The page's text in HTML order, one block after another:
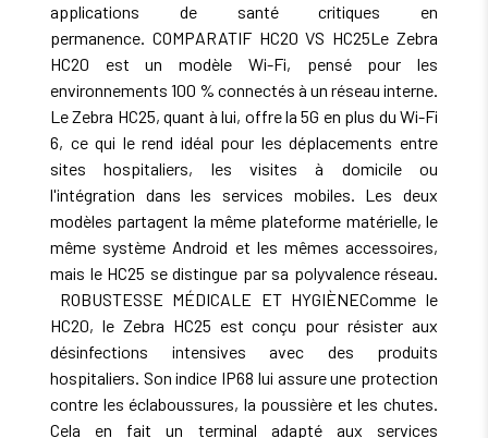
applications de santé critiques en
permanence. COMPARATIF HC20 VS HC25Le Zebra
HC20 est un modèle Wi-Fi, pensé pour les
environnements 100 % connectés à un réseau interne.
Le Zebra HC25, quant à lui, offre la 5G en plus du Wi-Fi
6, ce qui le rend idéal pour les déplacements entre
sites hospitaliers, les visites à domicile ou
l'intégration dans les services mobiles. Les deux
modèles partagent la même plateforme matérielle, le
même système Android et les mêmes accessoires,
mais le HC25 se distingue par sa polyvalence réseau.
ROBUSTESSE MÉDICALE ET HYGIÈNEComme le
HC20, le Zebra HC25 est conçu pour résister aux
désinfections intensives avec des produits
hospitaliers. Son indice IP68 lui assure une protection
contre les éclaboussures, la poussière et les chutes.
Cela en fait un terminal adapté aux services